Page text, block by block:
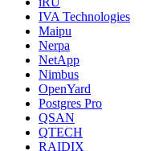
IVA Technologies
Maipu
Nerpa
NetApp
Nimbus
OpenYard
Postgres Pro
QSAN
QTECH
RAIDIX